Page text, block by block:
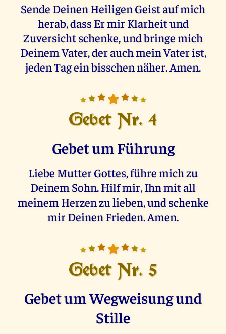
Sende Deinen Heiligen Geist auf mich
herab, dass Er mir Klarheit und
Zuversicht schenke, und bringe mich
Deinem Vater, der auch mein Vater ist,
jeden Tag ein bisschen näher. Amen.
Gebet Nr. 4
Gebet um Führung
Liebe Mutter Gottes, führe mich zu
Deinem Sohn. Hilf mir, Ihn mit all
meinem Herzen zu lieben, und schenke
mir Deinen Frieden. Amen.
Gebet Nr. 5
Gebet um Wegweisung und
Stille